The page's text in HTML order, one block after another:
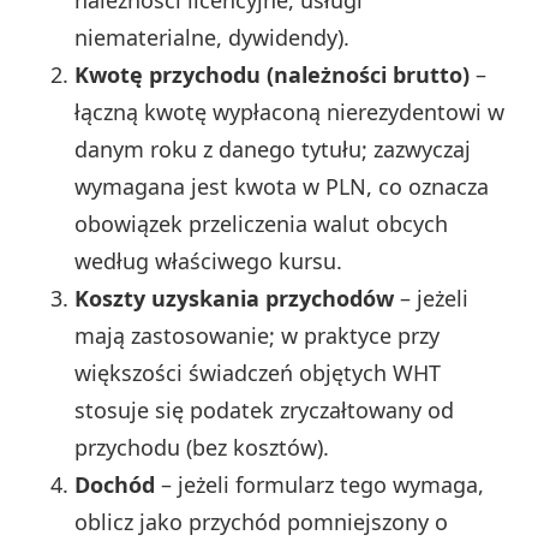
niematerialne, dywidendy).
Kwotę przychodu (należności brutto) –
łączną kwotę wypłaconą nierezydentowi w
danym roku z danego tytułu; zazwyczaj
wymagana jest kwota w PLN, co oznacza
obowiązek przeliczenia walut obcych
według właściwego kursu.
Koszty uzyskania przychodów – jeżeli
mają zastosowanie; w praktyce przy
większości świadczeń objętych WHT
stosuje się podatek zryczałtowany od
przychodu (bez kosztów).
Dochód – jeżeli formularz tego wymaga,
oblicz jako przychód pomniejszony o